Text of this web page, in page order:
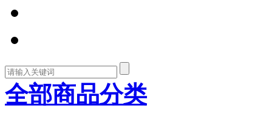
全部商品分类